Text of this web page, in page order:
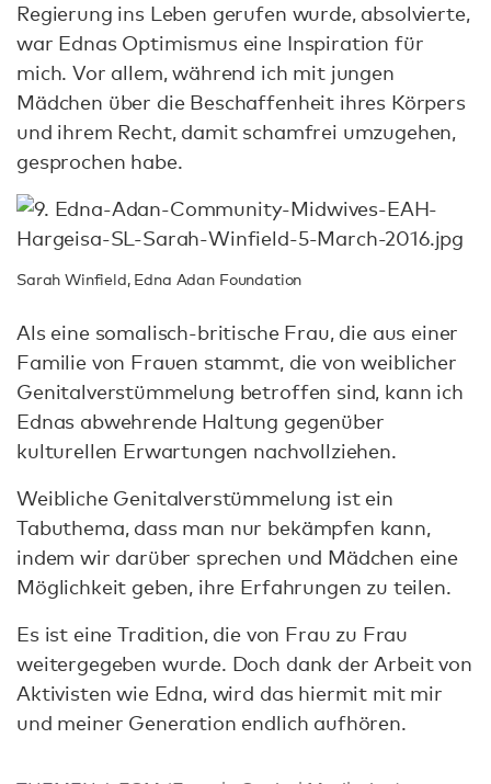
Regierung ins Leben gerufen wurde, absolvierte,
war Ednas Optimismus eine Inspiration für
mich. Vor allem, während ich mit jungen
Mädchen über die Beschaffenheit ihres Körpers
und ihrem Recht, damit schamfrei umzugehen,
gesprochen habe.
Sarah Winfield, Edna Adan Foundation
Als eine somalisch-britische Frau, die aus einer
Familie von Frauen stammt, die von weiblicher
Genitalverstümmelung betroffen sind, kann ich
Ednas abwehrende Haltung gegenüber
kulturellen Erwartungen nachvollziehen.
Weibliche Genitalverstümmelung ist ein
Tabuthema, dass man nur bekämpfen kann,
indem wir darüber sprechen und Mädchen eine
Möglichkeit geben, ihre Erfahrungen zu teilen.
Es ist eine Tradition, die von Frau zu Frau
weitergegeben wurde. Doch dank der Arbeit von
Aktivisten wie Edna, wird das hiermit mit mir
und meiner Generation endlich aufhören.